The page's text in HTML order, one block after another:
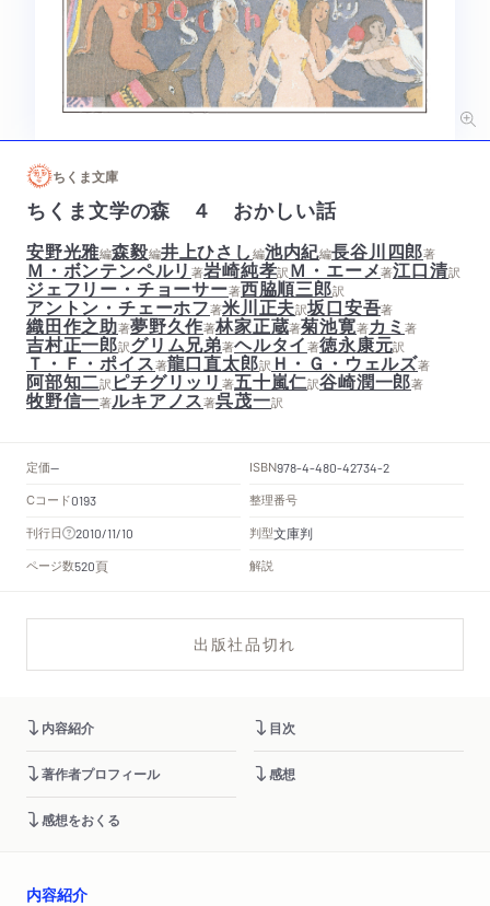
ちくま文庫
ちくま文学の森 ４ おかしい話
安野光雅編森毅編井上ひさし編池内紀編長谷川四郎著
Ｍ・ボンテンペルリ著岩崎純孝訳Ｍ・エーメ著江口清訳
ジェフリー・チョーサー著西脇順三郎訳
アントン・チェーホフ著米川正夫訳坂口安吾著
織田作之助著夢野久作著林家正蔵著菊池寛著カミ著
吉村正一郎訳グリム兄弟著ヘルタイ著徳永康元訳
Ｔ・Ｆ・ポイス著龍口直太郎訳Ｈ・Ｇ・ウェルズ著
阿部知二訳ピチグリッリ著五十嵐仁訳谷崎潤一郎著
牧野信一著ルキアノス著呉茂一訳
定価-- ISBN978-4-480-42734-2
Cコード0193
整理番号
刊行日
2010/11/10 判型文庫判
ページ数520頁 解説
出版社品切れ
内容紹介 目次
著作者プロフィール 感想
感想をおくる
内容紹介